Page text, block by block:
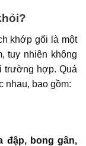
khớp gối là một
tuy nhiên không
trường hợp. Quá
nhau, bao gồm:
đập, bong gân,